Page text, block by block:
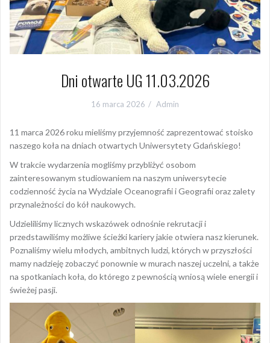
Dni otwarte UG 11.03.2026
16 marca 2026 Admin
11 marca 2026 roku mieliśmy przyjemność zaprezentować stoisko
naszego koła na dniach otwartych Uniwersytety Gdańskiego!
W trakcie wydarzenia mogliśmy przybliżyć osobom
zainteresowanym studiowaniem na naszym uniwersytecie
codzienność życia na Wydziale Oceanografii i Geografii oraz zalety
przynależności do kół naukowych.
Udzieliliśmy licznych wskazówek odnośnie rekrutacji i
przedstawiliśmy możliwe ścieżki kariery jakie otwiera nasz kierunek.
Poznaliśmy wielu młodych, ambitnych ludzi, których w przyszłości
mamy nadzieję zobaczyć ponownie w murach naszej uczelni, a także
na spotkaniach koła, do którego z pewnością wniosą wiele energii i
świeżej pasji.